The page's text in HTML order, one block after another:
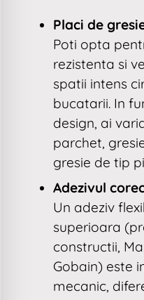
Placi de
Poti opta
rezistenta si
spatii intens
bucatarii. In
design, ai
parchet,
gresie de tip
Adezivul
Un adeziv
superioara
constructii,
Gobain) este
mecanic,